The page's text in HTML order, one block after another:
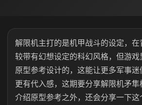
解限机主打的是机甲战斗的设定，
较带有幻想设定的科幻风格，但游
原型参考设计的，这能让更多军事
更有代入感，这期要分享解限机矛
介绍原型参考之外，还会分享一下